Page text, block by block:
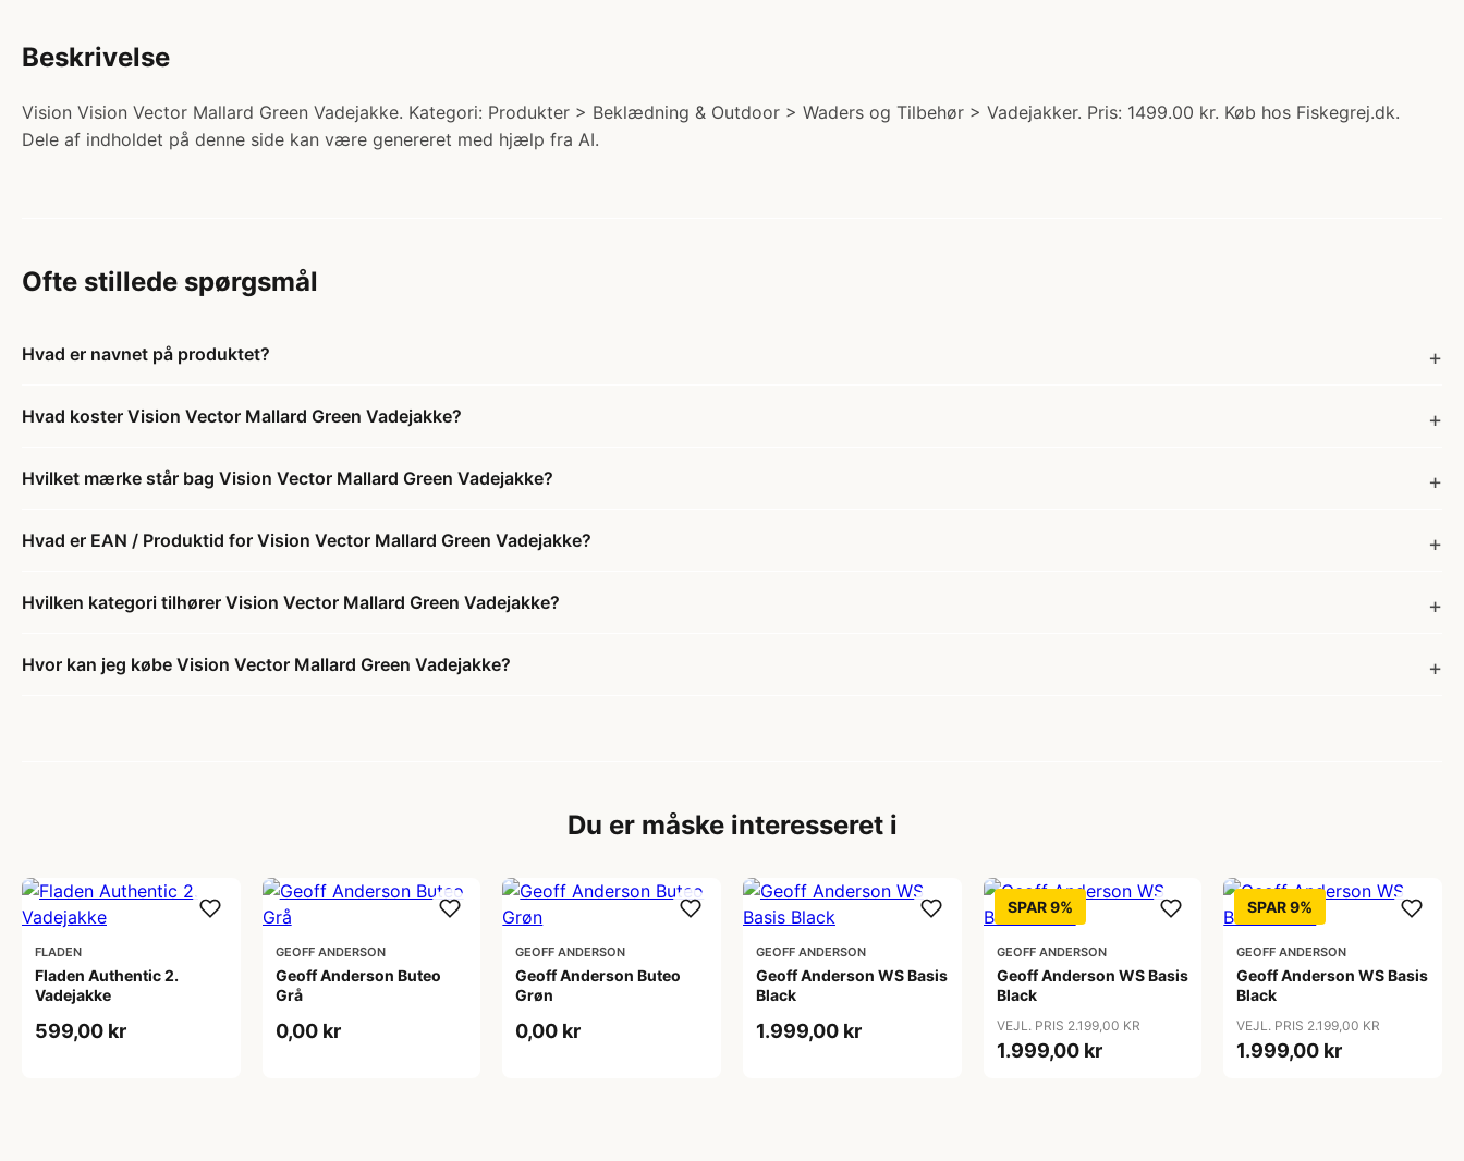
Beskrivelse
Vision Vision Vector Mallard Green Vadejakke. Kategori: Produkter > Beklædning & Outdoor > Waders og Tilbehør > Vadejakker. Pris: 1499.00 kr. Køb hos Fiskegrej.dk.
Dele af indholdet på denne side kan være genereret med hjælp fra AI.
Ofte stillede spørgsmål
Hvad er navnet på produktet?
Hvad koster Vision Vector Mallard Green Vadejakke?
Hvilket mærke står bag Vision Vector Mallard Green Vadejakke?
Hvad er EAN / Produktid for Vision Vector Mallard Green Vadejakke?
Hvilken kategori tilhører Vision Vector Mallard Green Vadejakke?
Hvor kan jeg købe Vision Vector Mallard Green Vadejakke?
Du er måske interesseret i
FLADEN
Fladen Authentic 2.
Vadejakke
599,00 kr
GEOFF ANDERSON
Geoff Anderson Buteo
Grå
0,00 kr
GEOFF ANDERSON
Geoff Anderson Buteo
Grøn
0,00 kr
GEOFF ANDERSON
Geoff Anderson WS Basis
Black
1.999,00 kr
SPAR 9%
GEOFF ANDERSON
Geoff Anderson WS Basis
Black
VEJL. PRIS 2.199,00 KR
1.999,00 kr
SPAR 9%
GEOFF ANDERSON
Geoff Anderson WS Basis
Black
VEJL. PRIS 2.199,00 KR
1.999,00 kr